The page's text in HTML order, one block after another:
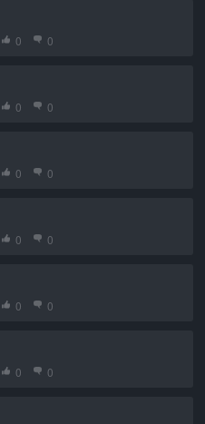
0 0
0 0
0 0
0 0
0 0
0 0